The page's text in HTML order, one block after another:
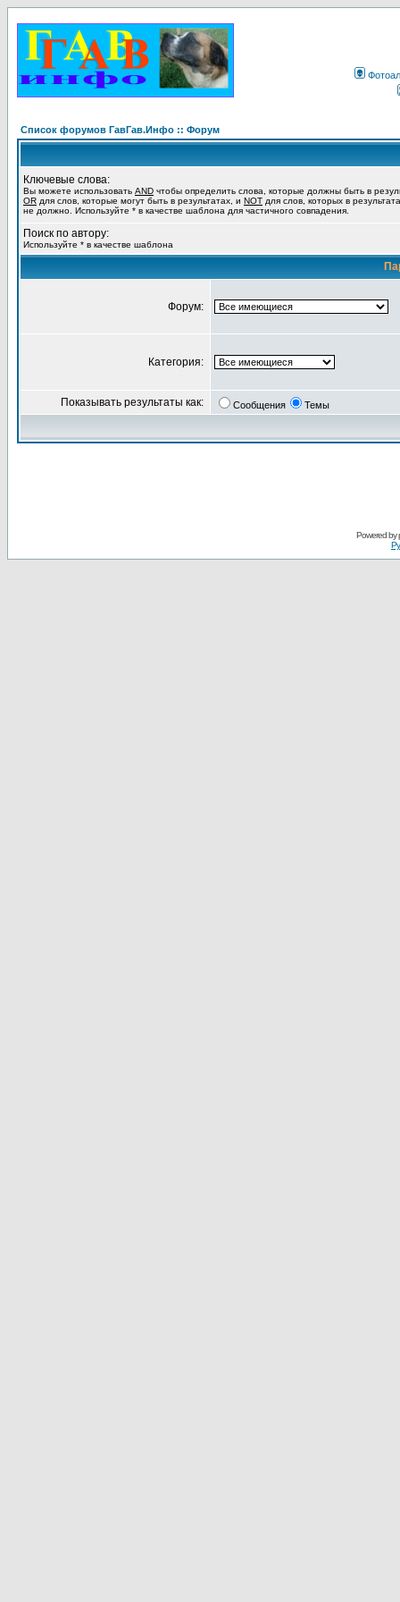
Список форумов ГавГав.Инфо :: Форум
Ключевые слова:
Вы можете использовать AND чтобы определить слова, которые должны быть в
OR для слов, которые могут быть в результатах, и NOT для слов, которых в
не должно. Используйте * в качестве шаблона для частичного совпадения.
Поиск по автору:
Используйте * в качестве шаблона
Форум:
Категория:
Показывать результаты как: Сообщения Темы
Powered by